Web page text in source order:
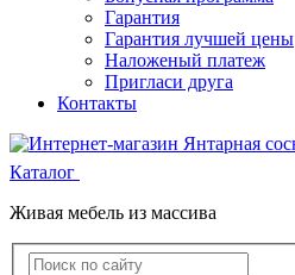
Гарантия
Гарантия лучшей цены
Наложеный платеж
Пригласи друга
Контакты
Каталог
Живая мебель из массива